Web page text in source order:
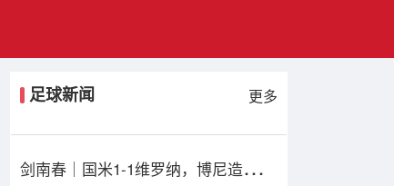
足球新闻 更多
剑南春｜国米1-1维罗纳，博尼造乌